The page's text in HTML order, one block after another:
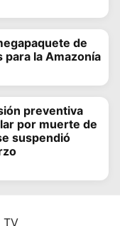
de
la Amazonía
preventiva
por muerte de
suspendió